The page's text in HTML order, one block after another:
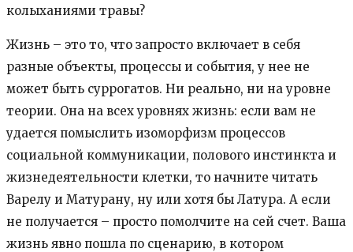
колыханиями травы?
Жизнь – это то, что запросто включает в себя
разные объекты, процессы и события, у нее не
может быть суррогатов. Ни реально, ни на уровне
теории. Она на всех уровнях жизнь: если вам не
удается помыслить изоморфизм процессов
социальной коммуникации, полового инстинкта и
жизнедеятельности клетки, то начните читать
Варелу и Матурану, ну или хотя бы Латура. А если
не получается – просто помолчите на сей счет. Ваша
жизнь явно пошла по сценарию, в котором